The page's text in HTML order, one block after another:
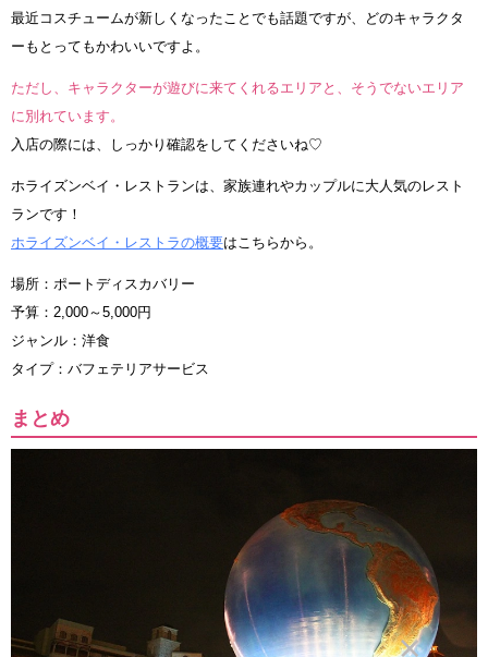
最近コスチュームが新しくなったことでも話題ですが、どのキャラクタ
ーもとってもかわいいですよ。
ただし、キャラクターが遊びに来てくれるエリアと、そうでないエリア
に別れています。
入店の際には、しっかり確認をしてくださいね♡
ホライズンベイ・レストランは、家族連れやカップルに大人気のレスト
ランです！
ホライズンベイ・レストラの概要はこちらから。
場所：ポートディスカバリー
予算：2,000～5,000円
ジャンル：洋食
タイプ：バフェテリアサービス
まとめ